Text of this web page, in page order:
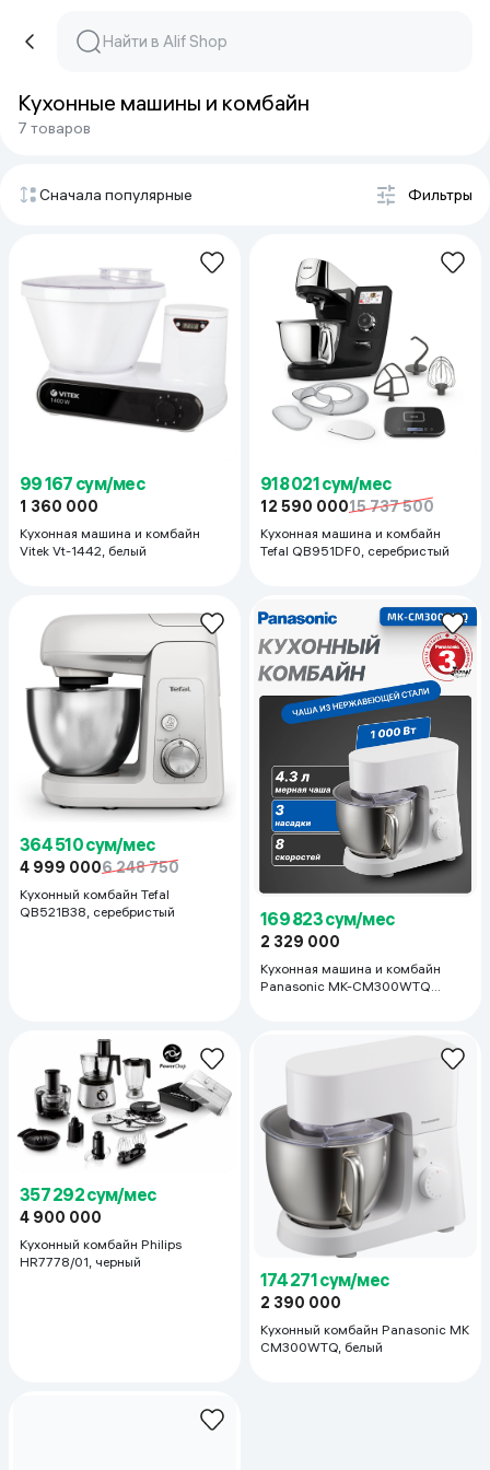
Кухонные машины и комбайн
7 товаров
Сначала популярные Фильтры
99 167 сум/мес
1 360 000
Кухонная машина и комбайн
Vitek Vt-1442, белый
918 021 сум/мес
12 590 00015 737 500
Кухонная машина и комбайн
Tefal QB951DF0, серебристый
364 510 сум/мес
4 999 0006 248 750
Кухонный комбайн Tefal
QB521B38, серебристый
169 823 сум/мес
2 329 000
Кухонная машина и комбайн
Panasonic MK-CM300WTQ
357 292 сум/мес
4 900 000
Кухонный комбайн Philips
HR7778/01, черный
174 271 сум/мес
2 390 000
Кухонный комбайн Panasonic MK
CM300WTQ, белый